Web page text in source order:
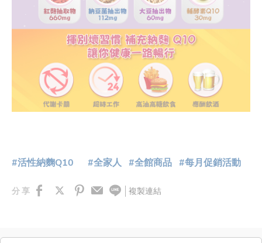
#活性納麴Q10 #全家人 #全館商品 #每月促銷活動
分享 複製連結